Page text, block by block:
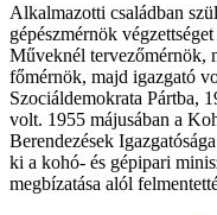
Alkalmazotti családban
gépészmérnök
Műveknél tervezőmérnök,
főmérnök, majd igazgató
Szociáldemokrata Pártba,
volt. 1955 májusában a
Berendezések
ki a kohó- és gépipari
megbízatása alól